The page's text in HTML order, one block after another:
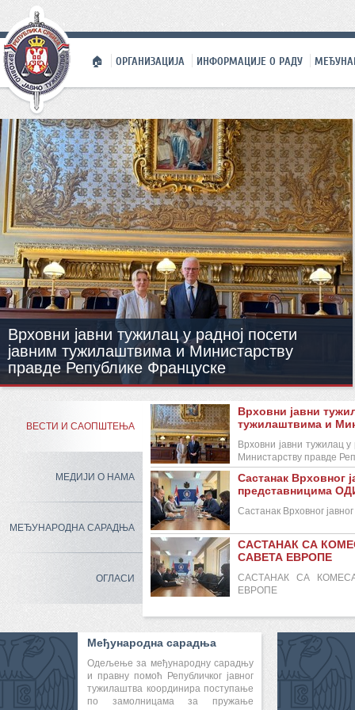
🏠 ОРГАНИЗАЦИЈА ИНФОРМАЦИЈЕ О РАДУ
Врховни јавни тужилац у радној посети
јавним тужилаштвима и Министарству
правде Републике Француске
ВЕСТИ И САОПШТЕЊА
МЕДИЈИ О НАМА
МЕЂУНАРОДНА САРАДЊА
ОГЛАСИ
Врховни јавни
тужилаштвима и
Врховни јавни тужилац
Министарству правде
Састанак Врховног
представницима
Састанак Врховног
САСТАНАК СА
САВЕТА ЕВРОПЕ
САСТАНАК СА
ЕВРОПЕ
Међународна сарадња
Одељење за међународну сарадњу
и правну помоћ Републичког јавног
тужилаштва координира поступање
по замолницама за пружање